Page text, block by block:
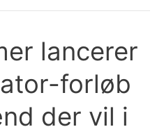
lancerer
forløb
der vil i